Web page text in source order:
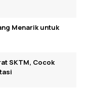
Menarik untuk
SKTM, Cocok